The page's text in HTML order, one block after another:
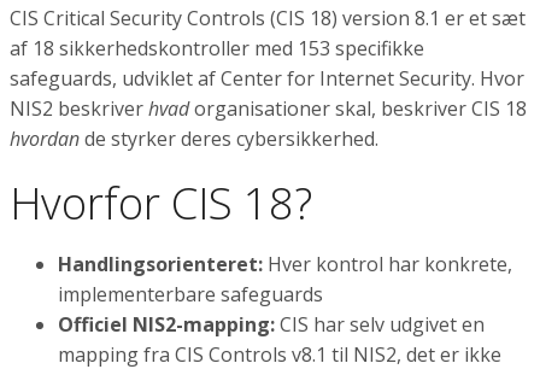
CIS Critical Security Controls (CIS 18) version 8.1 er et sæt
af 18 sikkerhedskontroller med 153 specifikke
safeguards, udviklet af Center for Internet Security. Hvor
NIS2 beskriverhvadorganisationer skal, beskriver CIS 18
hvordande styrker deres cybersikkerhed.
Hvorfor CIS 18?
Handlingsorienteret: Hver kontrol har konkrete,
implementerbare safeguards
Officiel NIS2-mapping:CIS har selv udgivet en
mapping fra CIS Controls v8.1 til NIS2, det er ikke